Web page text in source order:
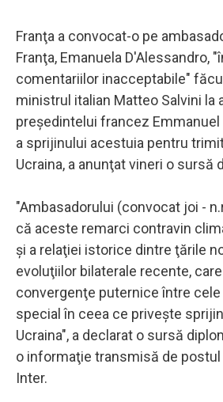
Franţa a convocat-o pe
Franţa, Emanuela D'Alessandro,
comentariilor inacceptabile"
ministrul italian Matteo Salvini la
preşedintelui francez
a sprijinului acestuia pentru
Ucraina, a anunţat vineri o sursă
"Ambasadorului (convocat joi -
că aceste remarci contravin
şi a relaţiei istorice dintre ţările
evoluţiilor bilaterale recente,
convergenţe puternice între cele
special în ceea ce priveşte
Ucraina", a declarat o sursă
o informaţie transmisă de postul
Inter.